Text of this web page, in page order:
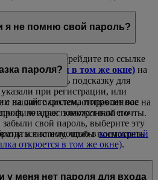
я не помню свой пароль?
свой пароль, перейдите по ссылке
откроется в том же окне) на
увидеть подсказку для
при регистрации, или
с вашим паролем, отправленное на
адрес электронной почты.
за помощью вконтактный
откроется в том же окне).
пароля?
на сайте система попросит вас
которая поможет вам его
свой пароль, выберите эту
в систему, чтобы посмотреть
у меня нет пароля для входа